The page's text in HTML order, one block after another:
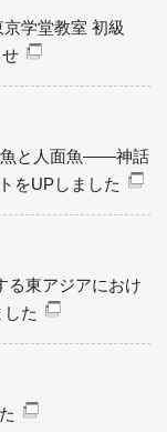
京学堂教室 初級
魚と人面魚――神話
をUPしました
る東アジアにおけ
た